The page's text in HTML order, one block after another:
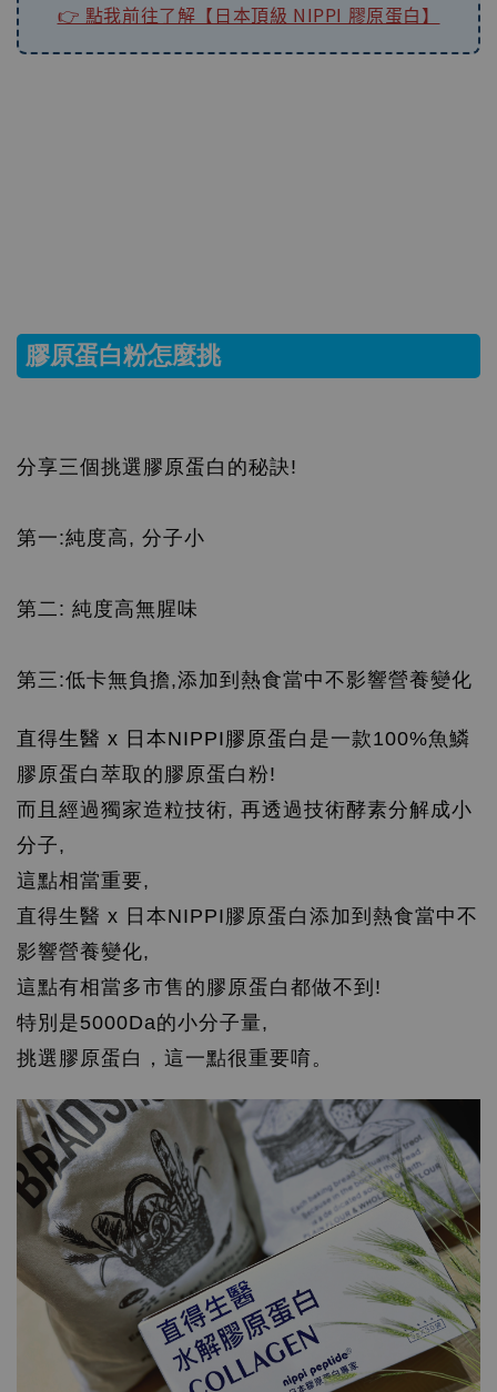
👉 點我前往了解【日本頂級 NIPPI 膠原蛋白】
膠原蛋白粉怎麼挑
分享三個挑選膠原蛋白的秘訣!
第一:純度高, 分子小
第二: 純度高無腥味
第三:低卡無負擔,添加到熱食當中不影響營養變化
直得生醫 x 日本NIPPI膠原蛋白 是一款100%魚鱗
膠原蛋白萃取的膠原蛋白粉!
而且經過獨家造粒技術, 再透過技術酵素分解成小
分子,
這點相當重要,
直得生醫 x 日本NIPPI膠原蛋白添加到熱食當中不
影響營養變化,
這點有相當多市售的膠原蛋白都做不到!
特別是5000Da的小分子量,
挑選膠原蛋白，這一點很重要唷。